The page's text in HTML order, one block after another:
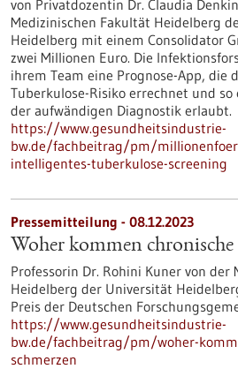
von Privatdozentin Dr. Claudia
Medizinischen Fakultät Heidelberg
Heidelberg mit einem Consolidator
zwei Millionen Euro. Die
ihrem Team eine Prognose-App, die
Tuberkulose-Risiko errechnet und
der aufwändigen Diagnostik erlaubt.
https://www.gesundheitsindustrie-
bw.de/fachbeitrag/pm/
intelligentes-tuberkulose-screening
Pressemitteilung - 08.12.2023
Woher kommen chronische
Professorin Dr. Rohini Kuner von der
Heidelberg der Universität
Preis der Deutschen
https://www.gesundheitsindustrie-
bw.de/fachbeitrag/pm/woher-
schmerzen